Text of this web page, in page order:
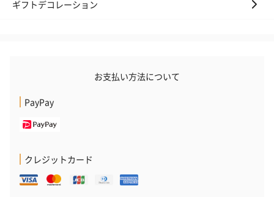
ギフトデコレーション
お支払い方法について
PayPay
クレジットカード